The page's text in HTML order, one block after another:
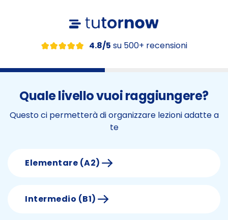
4.8/5 su 500+ recensioni
Quale livello vuoi raggiungere?
Questo ci permetterà di organizzare lezioni adatte a
te
Elementare (A2)
Intermedio (B1)